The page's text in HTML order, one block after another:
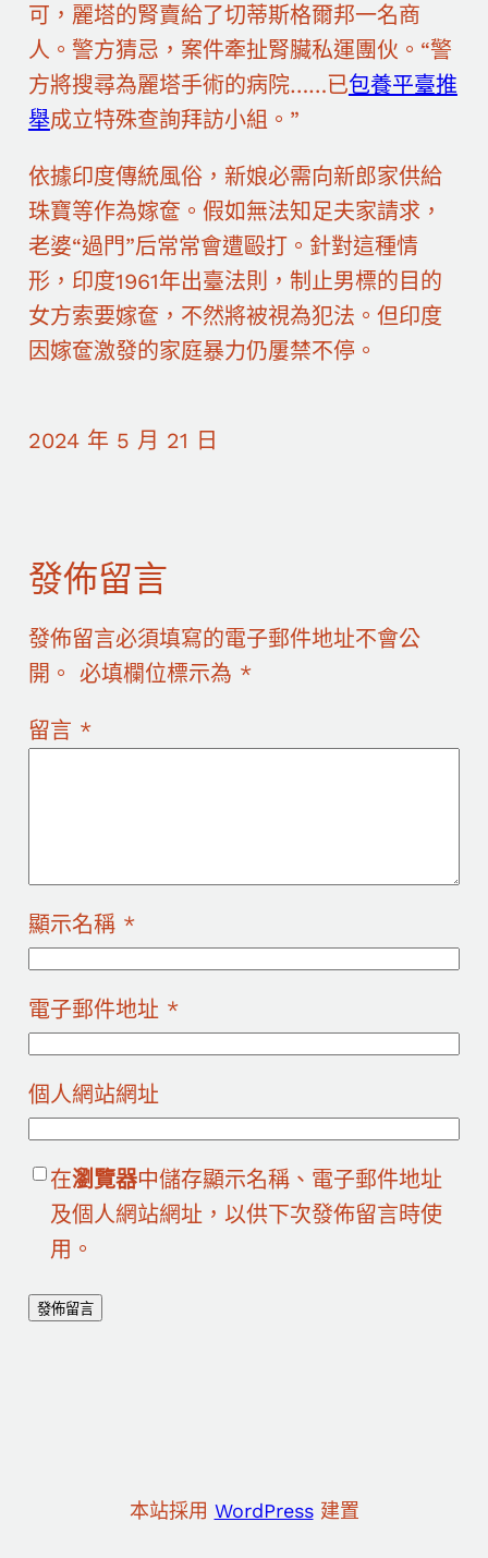
可，麗塔的腎賣給了切蒂斯格爾邦一名商
人。警方猜忌，案件牽扯腎臟私運團伙。“警
方將搜尋為麗塔手術的病院……已包養平臺推
舉成立特殊查詢拜訪小組。”
依據印度傳統風俗，新娘必需向新郎家供給
珠寶等作為嫁奩。假如無法知足夫家請求，
老婆“過門”后常常會遭毆打。針對這種情
形，印度1961年出臺法則，制止男標的目的
女方索要嫁奩，不然將被視為犯法。但印度
因嫁奩激發的家庭暴力仍屢禁不停。
2024 年 5 月 21 日
發佈留言
發佈留言必須填寫的電子郵件地址不會公
開。 必填欄位標示為 *
留言 *
顯示名稱 *
電子郵件地址 *
個人網站網址
在瀏覽器中儲存顯示名稱、電子郵件地址
及個人網站網址，以供下次發佈留言時使
用。
本站採用 WordPress建置